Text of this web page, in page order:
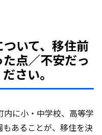
いて、移住前
点／不安だっ
さい。
に小・中学校、高等学
あることが、移住を決